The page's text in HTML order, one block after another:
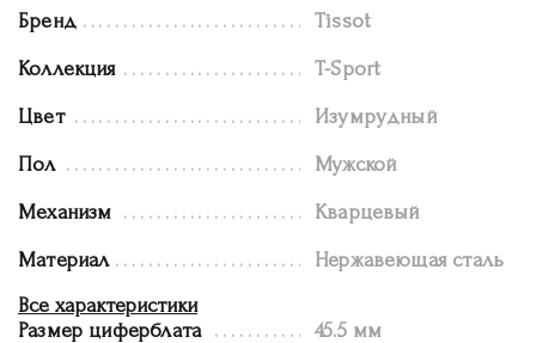
Бренд Tissot
Коллекция T-Sport
Цвет Изумрудный
Пол Мужской
Механизм Кварцевый
Материал
Нержавеющая сталь
Все характеристики
Размер циферблата
45.5 мм